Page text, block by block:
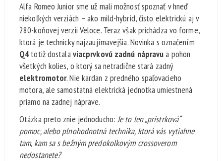
Alfa Romeo Junior sme už mali možnosť spoznať v hneď
niekoľkých verziách – ako mild-hybrid, čisto elektrickú aj v
280-koňovej verzii Veloce. Teraz však prichádza vo forme,
ktorá je technicky najzaujímavejšia. Novinka s označením
Q4totiž dostalaviacprvkovú zadnú nápravua pohon
všetkých kolies, o ktorý sa netradične stará zadný
elektromotor. Nie kardan z predného spaľovacieho
motora, ale samostatná elektrická jednotka umiestnená
priamo na zadnej náprave.
Otázka preto znie jednoducho:Je to len „prístrková“
pomoc, alebo plnohodnotná technika, ktorá vás vytiahne
tam, kam sa s bežným predokolkovým crossoverom
nedostanete?